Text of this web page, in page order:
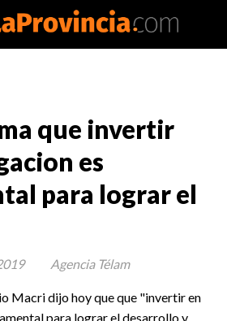
que invertir
es
para lograr el
Macri dijo hoy que que "invertir en
para lograr el desarrollo y
Agencia Télam